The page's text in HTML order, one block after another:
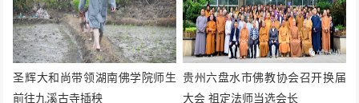
圣辉大和尚带领湖南佛学院师生
前往九溪古寺插秧
贵州六盘水市佛教协会召开换届
大会 祖定法师当选会长